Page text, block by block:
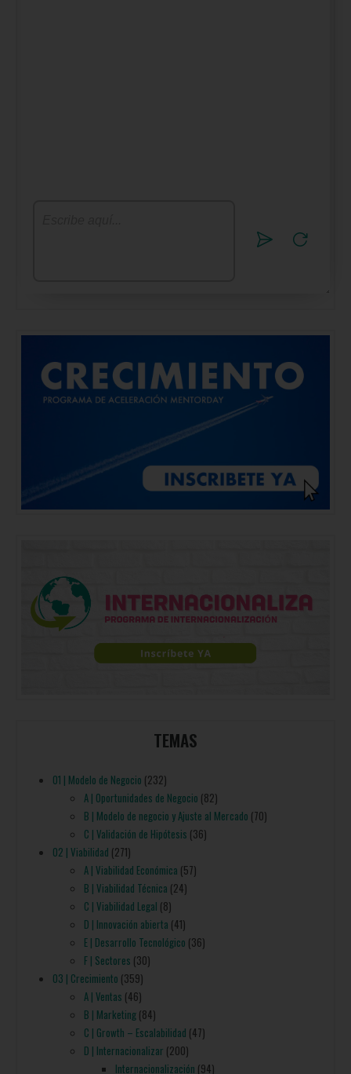
TEMAS
01 | Modelo de Negocio (232)
A | Oportunidades de Negocio (82)
B | Modelo de negocio y Ajuste al Mercado (70)
C | Validación de Hipótesis (36)
02 | Viabilidad (271)
A | Viabilidad Económica (57)
B | Viabilidad Técnica (24)
C | Viabilidad Legal (8)
D | Innovación abierta (41)
E | Desarrollo Tecnológico (36)
F | Sectores (30)
03 | Crecimiento (359)
A | Ventas (46)
B | Marketing(84)
C | Growth – Escalabilidad (47)
D | Internacionalizar (200)
Internacionalización (94)